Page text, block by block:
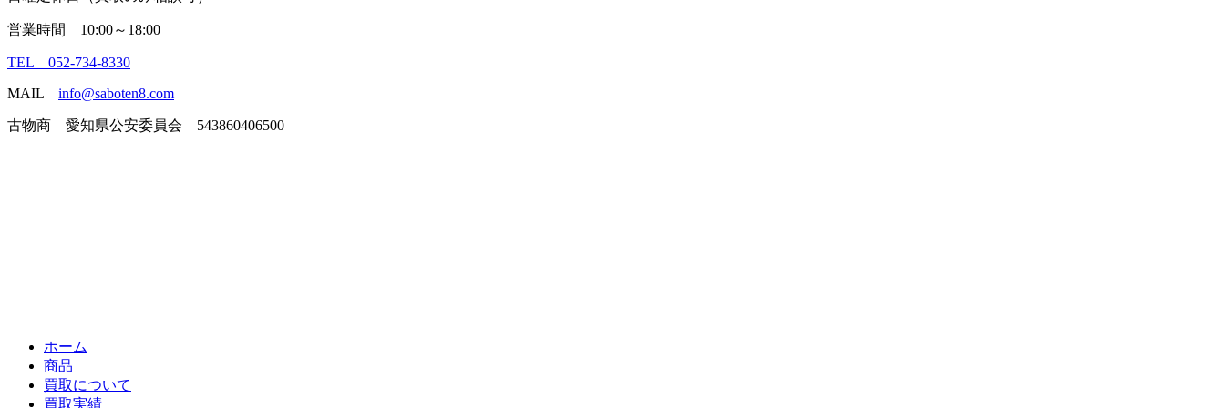
営業時間 10:00～18:00
TEL 052-734-8330
MAIL info@saboten8.com
古物商 愛知県公安委員会 543860406500
ホーム
商品
買取について
買取実績